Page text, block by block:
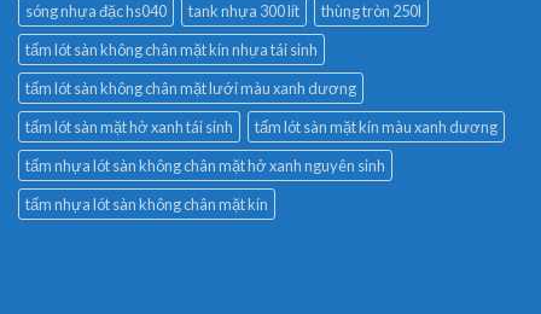
sóng nhựa đặc hs040
tank nhựa 300 lít
thùng tròn 250l
tấm lót sàn không chân mặt kín nhựa tái sinh
tấm lót sàn không chân mặt lưới màu xanh dương
tấm lót sàn mặt hở xanh tái sinh
tấm lót sàn mặt kín màu xanh dương
tấm nhựa lót sàn không chân mặt hở xanh nguyên sinh
tấm nhựa lót sàn không chân mặt kín